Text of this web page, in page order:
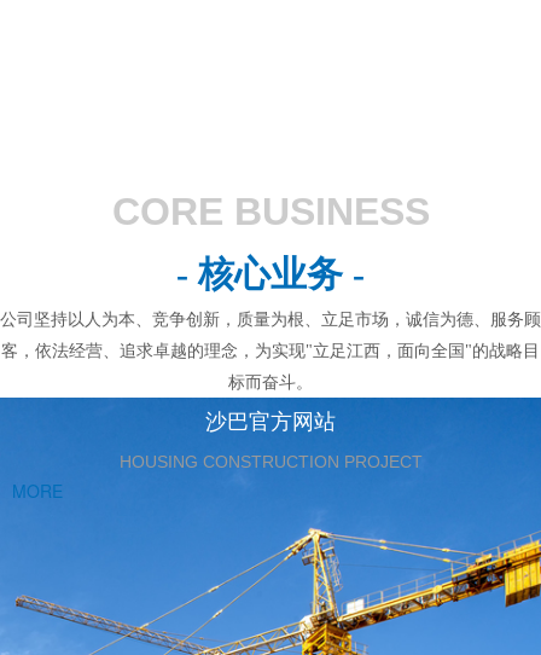
CORE BUSINESS
- 核心业务 -
公司坚持以人为本、竞争创新，质量为根、立足市场，诚信为德、服务顾
客，依法经营、追求卓越的理念，为实现"立足江西，面向全国"的战略目
标而奋斗。
沙巴官方网站
HOUSING CONSTRUCTION PROJECT
MORE